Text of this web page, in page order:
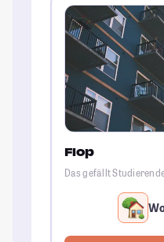
Flop
Das gefällt